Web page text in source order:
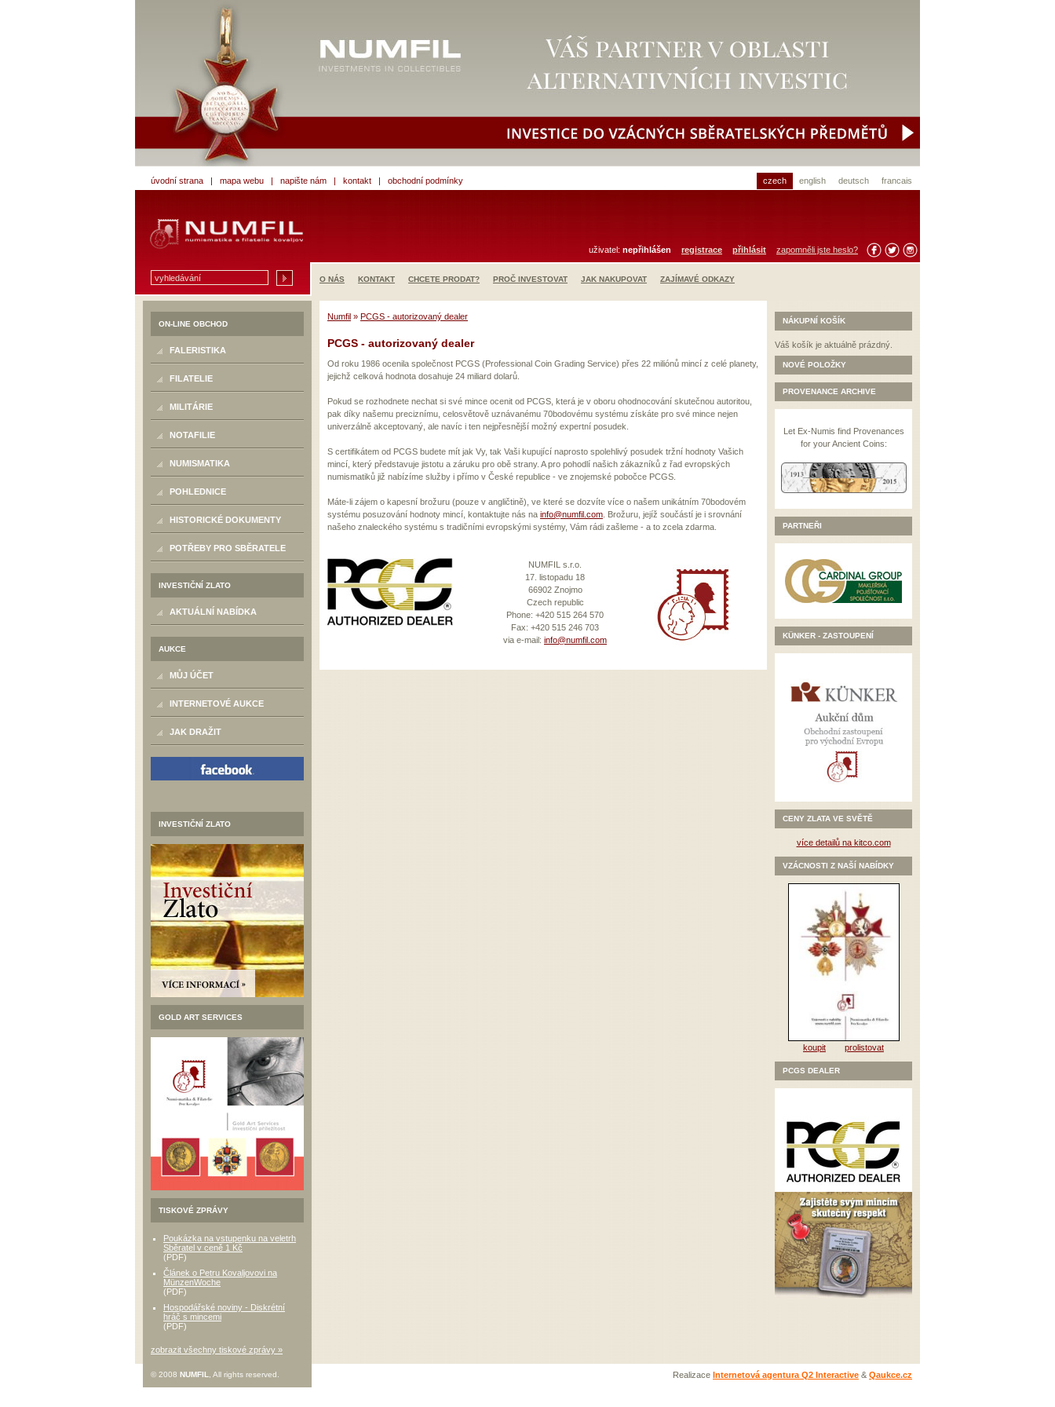
úvodní strana | mapa webu | napište nám | kontakt | obchodní podmínky francais
deutsch
english
czech
uživatel: nepřihlášen registrace přihlásit zapomněli jste heslo?
O NÁS KONTAKT CHCETE PRODAT? PROČ INVESTOVAT JAK NAKUPOVAT ZAJÍMAVÉ ODKAZY
ON-LINE OBCHOD
FALERISTIKA
FILATELIE
MILITÁRIE
NOTAFILIE
NUMISMATIKA
POHLEDNICE
HISTORICKÉ DOKUMENTY
POTŘEBY PRO SBĚRATELE
INVESTIČNÍ ZLATO
AKTUÁLNÍ NABÍDKA
AUKCE
MŮJ ÚČET
INTERNETOVÉ AUKCE
JAK DRAŽIT
INVESTIČNÍ ZLATO
GOLD ART SERVICES
TISKOVÉ ZPRÁVY
Poukázka na vstupenku na veletrh
Sběratel v ceně 1 Kč
(PDF)
Článek o Petru Kovaljovovi na
MünzenWoche
(PDF)
Hospodářské noviny - Diskrétní
hráč s mincemi
(PDF)
zobrazit všechny tiskové zprávy »
Numfil » PCGS - autorizovaný dealer
PCGS - autorizovaný dealer
Od roku 1986 ocenila společnost PCGS (Professional Coin Grading Service) přes 22 miliónů mincí z celé planety,
jejichž celková hodnota dosahuje 24 miliard dolarů.
Pokud se rozhodnete nechat si své mince ocenit od PCGS, která je v oboru ohodnocování skutečnou autoritou,
pak díky našemu preciznímu, celosvětově uznávanému 70bodovému systému získáte pro své mince nejen
univerzálně akceptovaný, ale navíc i ten nejpřesnější možný expertní posudek.
S certifikátem od PCGS budete mít jak Vy, tak Vaši kupující naprosto spolehlivý posudek tržní hodnoty Vašich
mincí, který představuje jistotu a záruku pro obě strany. A pro pohodlí našich zákazníků z řad evropských
numismatiků již nabízíme služby i přímo v České republice - ve znojemské pobočce PCGS.
Máte-li zájem o kapesní brožuru (pouze v angličtině), ve které se dozvíte více o našem unikátním 70bodovém
systému posuzování hodnoty mincí, kontaktujte nás na info@numfil.com . Brožuru, jejíž součástí je i srovnání
našeho znaleckého systému s tradičními evropskými systémy, Vám rádi zašleme - a to zcela zdarma.
NUMFIL s.r.o.
17. listopadu 18
66902 Znojmo
Czech republic
Phone: +420 515 264 570
Fax: +420 515 246 703
via e-mail: info@numfil.com
NÁKUPNÍ KOŠÍK
Váš košík je aktuálně prázdný.
NOVÉ POLOŽKY
PROVENANCE ARCHIVE
Let Ex-Numis find Provenances
for your Ancient Coins:
PARTNEŘI
KÜNKER - ZASTOUPENÍ
CENY ZLATA VE SVĚTĚ
více detailů na kitco.com
VZÁCNOSTI Z NAŠÍ NABÍDKY
koupit prolistovat
PCGS DEALER
© 2008 NUMFIL , All rights reserved. Realizace Internetová agentura Q2 Interactive & Qaukce.cz